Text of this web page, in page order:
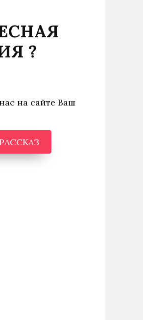
?
на сайте Ваш